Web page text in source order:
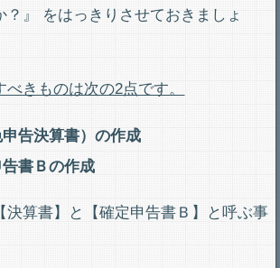
？』 をはっきりさせておきましょ
きものは次の2点です。
告決算書）の作成
書Ｂの作成
決算書】と【確定申告書Ｂ】と呼ぶ事